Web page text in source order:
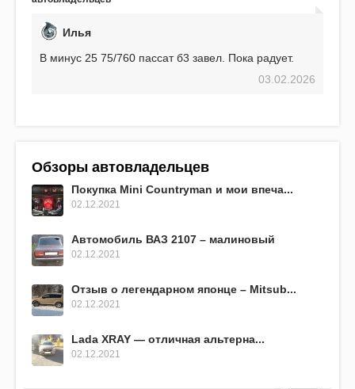
превосходит предыдущую модель.
Илья
В минус 25 75/760 пассат б3 завел. Пока радует.
03.02.2026
Обзоры автовладельцев
Покупка Mini Countryman и мои впеча...
02.12.2021
Автомобиль ВАЗ 2107 – малиновый
02.12.2021
Отзыв о легендарном японце – Mitsub...
02.12.2021
Lada XRAY — отличная альтерна...
02.12.2021